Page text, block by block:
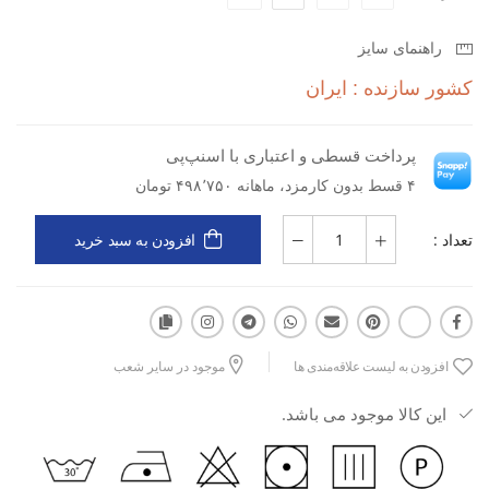
برند: اسپورتلند
دسته کاربری: تمرین و فیتنس
نوع کاربری: ورزشی
جنس: فلامنت
ویژگی‌ها: سبک، تنفس‌پذیر، خشک‌شونده سریع، کشسان و راحت
مزایا: مناسب برای تمرینات طولانی، جلوگیری از تجمع رطوبت، آزادی
کاربرد: فیتنس، هوازی، بدنسازی، تمرینات روزمره
راهنمای سایز
کشور سازنده : ایران
پرداخت قسطی و اعتباری با اسنپ‌پی
۴ قسط بدون کارمزد، ماهانه ۴۹۸٬۷۵۰ تومان
تعداد : افزودن به سبد خرید
افزودن به لیست علاقه‌مندی ها موجود در سایر شعب
این کالا موجود می باشد.